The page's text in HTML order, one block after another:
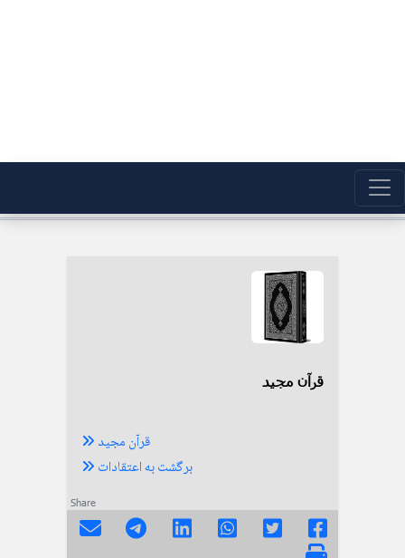
قرآن مجید
قرآن مجید
برگشت به اعتقادات
Share